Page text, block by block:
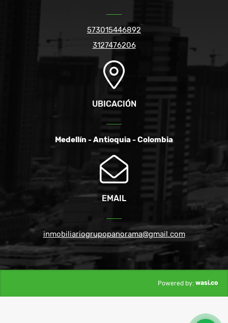
573015446892
3127476206
UBICACIÓN
Medellín - Antioquia - Colombia
EMAIL
inmobiliariogrupopanorama@gmail.com
Powered by: wasi.co